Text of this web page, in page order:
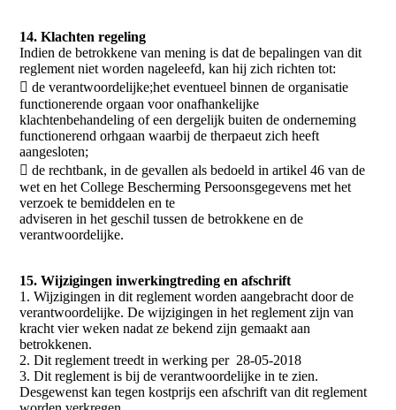
14. Klachten regeling
Indien de betrokkene van mening is dat de bepalingen van dit
reglement niet worden nageleefd, kan hij zich richten tot:
 de verantwoordelijke;het eventueel binnen de organisatie
functionerende orgaan voor onafhankelijke
klachtenbehandeling of een dergelijk buiten de onderneming
functionerend orhgaan waarbij de therpaeut zich heeft
aangesloten;
 de rechtbank, in de gevallen als bedoeld in artikel 46 van de
wet en het College Bescherming Persoonsgegevens met het
verzoek te bemiddelen en te
adviseren in het geschil tussen de betrokkene en de
verantwoordelijke.
15. Wijzigingen inwerkingtreding en afschrift
1. Wijzigingen in dit reglement worden aangebracht door de
verantwoordelijke. De wijzigingen in het reglement zijn van
kracht vier weken nadat ze bekend zijn gemaakt aan
betrokkenen.
2. Dit reglement treedt in werking per 28-05-2018
3. Dit reglement is bij de verantwoordelijke in te zien.
Desgewenst kan tegen kostprijs een afschrift van dit reglement